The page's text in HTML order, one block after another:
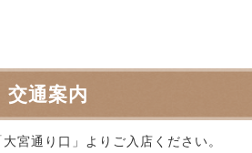
交通案内
宮通り口」よりご入店ください。